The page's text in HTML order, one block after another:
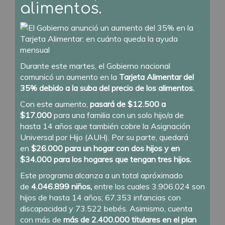
alimentos.
Durante este martes, el Gobierno nacional
comunicó un aumento en la Tarjeta Alimentar del
35% debido a la suba del precio de los alimentos.
Con este aumento, pasará de $12.500 a
$17.000 para una familia con un solo hijo/a de
hasta 14 años que también cobre la Asignación
Universal por Hijo (AUH). Por su parte, quedará
en $26.000 para un hogar con dos hijos y en
$34.000 para los hogares que tengan tres hijos.
Este programa alcanza a un total apróximado
de 4.046.899 niños, entre los cuales 3.906.024 son
hijos de hasta 14 años; 67.353 infancias con
discapacidad y 73.522 bebés. Asimismo, cuenta
con más de más de 2.400.000 titulares en el plan